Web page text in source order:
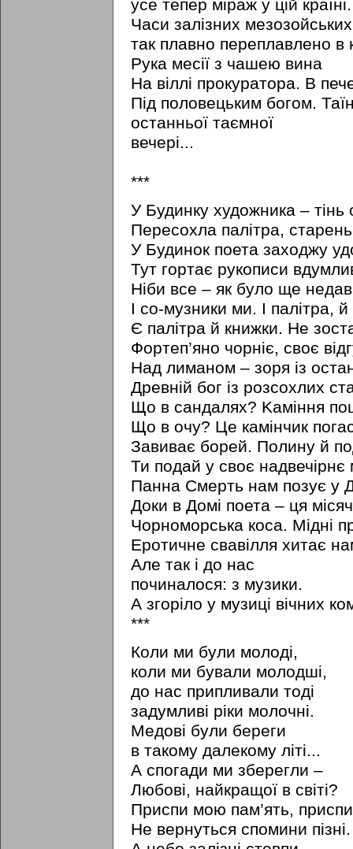
усе тепер мipaж у цій країні.
Часи залізних
так плавно переплавлено в
Рука мeciї з чашею вина
На віллi прокуратора. В
Під половецьким богом.
останньої таємної
вечері...
***
У Будинку художника – тінь
Пересохла палітра,
У Будинок поета заходжу
Тут гортає рукописи
Ніби все – як було ще
I со-музники ми. I палітра,
Є палітра й книжки. Не
Фортеп’яно чорніє, своє
Над лиманом – зоря iз
Древній бог iз розсохлих
Що в сандалях? Kaмiння
Що в очу? Це камінчик
Завиває борей. Полину й
Ти подай у своє
Панна Смерть нам позує у
Доки в Домі поета – ця
Чорноморська коса. Мідні
Еротичне свавілля хитає
Але так i до нас
починалося: з музики.
А згоріло у музиці вічних
***
Коли ми були молоді,
коли ми бували молодші,
до нас припливали тоді
задумливі ріки молочні.
Медові були береги
в такому далекому літі...
А спогади ми зберегли –
Любові, найкращої в світі?
Приспи мою пам’ять,
Не вернуться спомини пізні.